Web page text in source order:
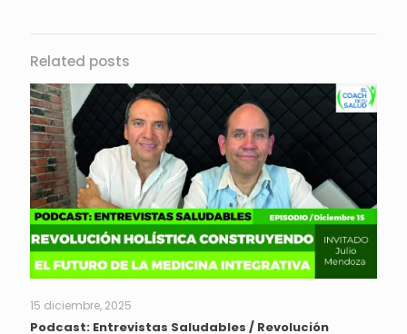
Related posts
15 diciembre, 2025
Podcast: Entrevistas Saludables / Revolución